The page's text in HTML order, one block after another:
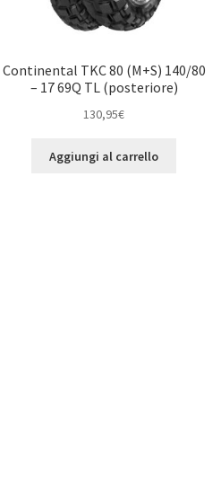
Continental TKC 80 (M+S) 140/80
– 17 69Q TL (posteriore)
130,95€
Aggiungi al carrello